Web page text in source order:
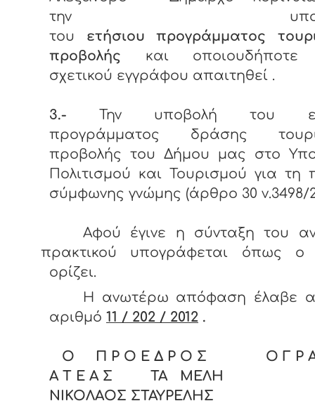
την
του ετήσιου προγράμματος
προβολής και οποιουδήποτε
σχετικού εγγράφου απαιτηθεί
3.- Την υποβολή του
προγράμματος δράσης
προβολής του Δήμου μας στο
Πολιτισμού και Τουρισμού για τη
σύμφωνης γνώμης (άρθρο 30 ν.3498/
Αφού έγινε η σύνταξη του
πρακτικού υπογράφεται όπως ο
ορίζει.
Η ανωτέρω απόφαση έλαβε
αριθμό 11 / 202 / 2012 .
Ο Π Ρ Ο Ε Δ Ρ Ο Σ Ο Γ Ρ
Α Τ Ε Α Σ ΤΑ ΜΕΛΗ
ΝΙΚΟΛΑΟΣ ΣΤΑΥΡΕΛΗΣ